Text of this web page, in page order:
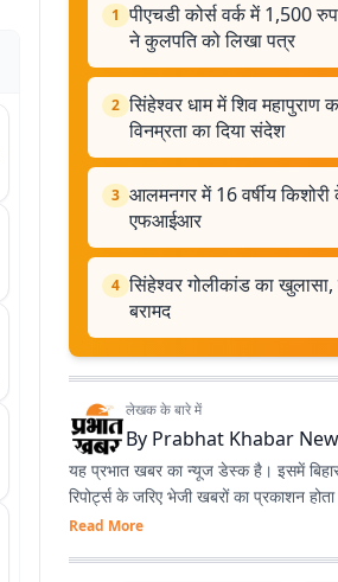
1 पीएचडी कोर्स वर्क में 1,500
ने कुलपति को लिखा पत्र
2 सिंहेश्वर धाम में शिव
विनम्रता का दिया संदेश
3 आलमनगर में 16 वर्षीय
एफआईआर
4 सिंहेश्वर गोलीकांड का
बरामद
लेखक के बारे में
By Prabhat Khabar
यह प्रभात खबर का न्यूज डेस्क है। इसमें
रिपोर्ट्स के जरिए भेजी खबरों का प्रकाशन
Read More